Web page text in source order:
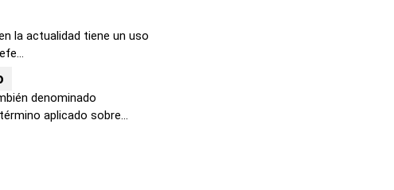
la actualidad tiene un uso
denominado
aplicado sobre...